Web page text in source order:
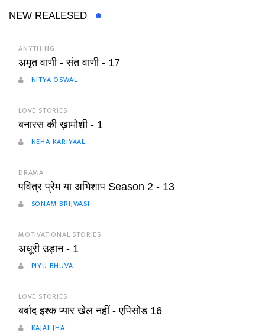
NEW REALESED
ANYTHING
अमृत वाणी - संत वाणी - 17
NITYA OSWAL
LOVE STORIES
बनारस की ख़ामोशी - 1
NEHA KARIYAAL
DRAMA
पवित्र प्रेम या अभिशाप Season 2 - 13
SONAM BRIJWASI
MOTIVATIONAL STORIES
अधूरी उड़ान - 1
PIYU BHUVA
LOVE STORIES
बर्बाद इश्क प्यार खेल नहीं - एपिसोड 16
KAJAL JHA